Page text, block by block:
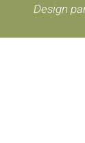
Design